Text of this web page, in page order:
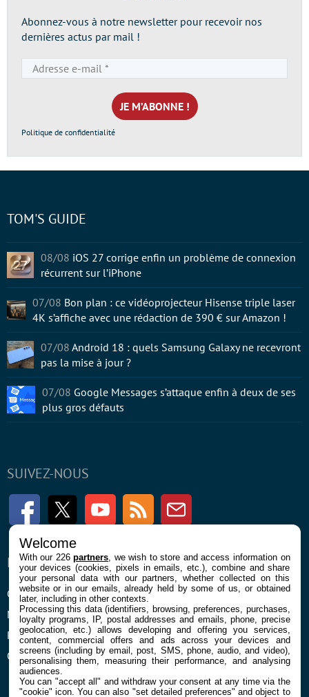
Abonnez-vous à notre newsletter pour recevoir nos
dernières actus par mail !
e-
mail
*
Politique de confidentialité
SUIVEZ-NOUS
FacebookTwitter Youtube RSS Newsletter
ENTREPRISE
Confidentialité et Cookies
Mentions légales et CGU
Préférences Cookies
Qui sommes nous
À PROPOS
Contact
TOM'S GUIDE
08/08 iOS 27 corrige enfin un problème de connexion
récurrent sur l’iPhone
07/08 Bon plan : ce vidéoprojecteur Hisense triple laser
4K s’affiche avec une rédaction de 390 € sur Amazon !
07/08 Android 18 : quels Samsung Galaxy ne recevront
pas la mise à jour ?
07/08 Google Messages s’attaque enfin à deux de ses
plus gros défauts
Welcome
With our 226partners , we wish to store and access information on
your devices (cookies, pixels in emails, etc.), combine and share
your personal data with our partners, whether collected on this
website or in our emails, already held by some of us, or obtained
later, including in other contexts.
Processing this data (identifiers, browsing, preferences, purchases,
loyalty programs, IP, postal addresses and emails, phone, precise
geolocation, etc.) allows developing and offering you services,
content, commercial offers and ads across your devices and
screens (including by email, post, SMS, phone, audio, and video),
personalising them, measuring their performance, and analysing
audiences.
You can "accept all" and withdraw your consent at any time via the
"cookie" icon. You can also "set detailed preferences" and object to